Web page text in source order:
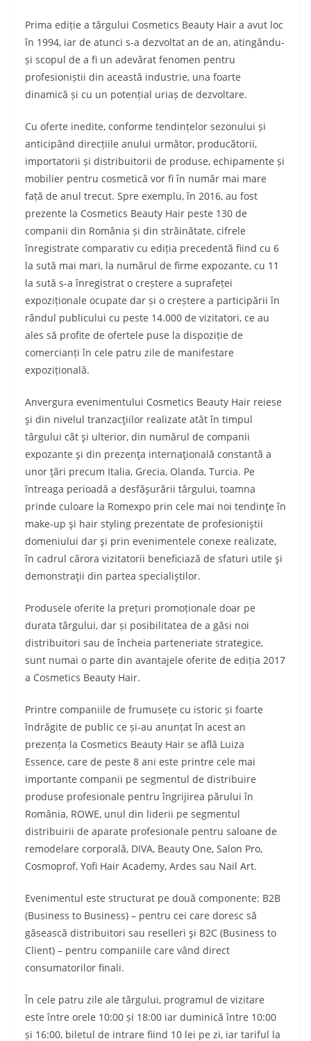
Prima ediție a târgului Cosmetics Beauty Hair a avut loc
în 1994, iar de atunci s-a dezvoltat an de an, atingându-
și scopul de a fi un adevărat fenomen pentru
profesioniștii din această industrie, una foarte
dinamică și cu un potențial uriaș de dezvoltare.
Cu oferte inedite, conforme tendințelor sezonului și
anticipând direcțiile anului următor, producătorii,
importatorii și distribuitorii de produse, echipamente și
mobilier pentru cosmetică vor fi în număr mai mare
față de anul trecut. Spre exemplu, în 2016, au fost
prezente la Cosmetics Beauty Hair peste 130 de
companii din România și din străinătate, cifrele
înregistrate comparativ cu ediția precedentă fiind cu 6
la sută mai mari, la numărul de firme expozante, cu 11
la sută s-a înregistrat o creștere a suprafeței
expoziționale ocupate dar și o creștere a participării în
rândul publicului cu peste 14.000 de vizitatori, ce au
ales să profite de ofertele puse la dispoziție de
comercianți în cele patru zile de manifestare
expozițională.
Anvergura evenimentului Cosmetics Beauty Hair reiese
şi din nivelul tranzacţiilor realizate atât în timpul
târgului cât şi ulterior, din numărul de companii
expozante şi din prezenţa internaţională constantă a
unor ţări precum Italia, Grecia, Olanda, Turcia. Pe
întreaga perioadă a desfăşurării târgului, toamna
prinde culoare la Romexpo prin cele mai noi tendinţe în
make-up şi hair styling prezentate de profesioniştii
domeniului dar şi prin evenimentele conexe realizate,
în cadrul cărora vizitatorii beneficiază de sfaturi utile şi
demonstraţii din partea specialiştilor.
Produsele oferite la prețuri promoționale doar pe
durata târgului, dar și posibilitatea de a găsi noi
distribuitori sau de încheia parteneriate strategice,
sunt numai o parte din avantajele oferite de ediția 2017
a Cosmetics Beauty Hair.
Printre companiile de frumusețe cu istoric și foarte
îndrăgite de public ce și-au anunțat în acest an
prezența la Cosmetics Beauty Hair se află Luiza
Essence, care de peste 8 ani este printre cele mai
importante companii pe segmentul de distribuire
produse profesionale pentru îngrijirea părului în
România, ROWE, unul din liderii pe segmentul
distribuirii de aparate profesionale pentru saloane de
remodelare corporală, DIVA, Beauty One, Salon Pro,
Cosmoprof, Yofi Hair Academy, Ardes sau Nail Art.
Evenimentul este structurat pe două componente: B2B
(Business to Business) – pentru cei care doresc să
găsească distribuitori sau reselleri şi B2C (Business to
Client) – pentru companiile care vând direct
consumatorilor finali.
În cele patru zile ale târgului, programul de vizitare
este între orele 10:00 și 18:00 iar duminică între 10:00
și 16:00, biletul de intrare fiind 10 lei pe zi, iar tariful la